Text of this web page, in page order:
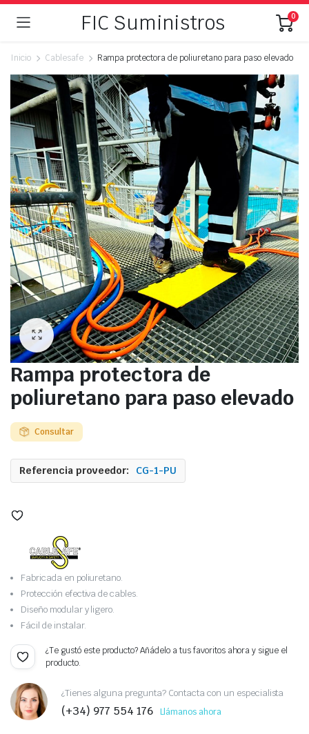
FIC Suministros 0
Inicio Cablesafe Rampa protectora de poliuretano para paso elevado
Rampa protectora de
poliuretano para paso elevado
Consultar
Referencia proveedor: CG-1-PU
Fabricada en poliuretano.
Protección efectiva de cables.
Diseño modular y ligero.
Fácil de instalar.
¿Te gustó este producto? Añádelo a tus favoritos ahora y sigue el
producto.
¿Tienes alguna pregunta? Contacta con un especialista
(+34) 977 554 176 Llámanos ahora